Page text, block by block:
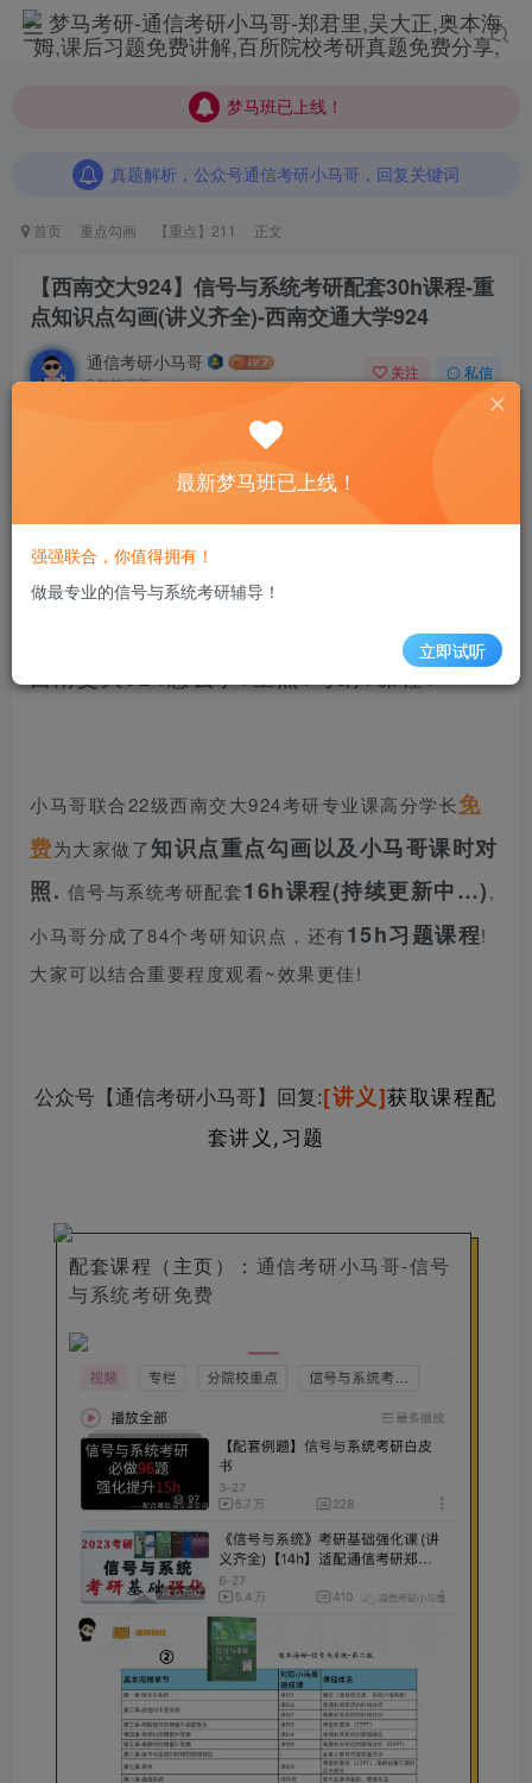
梦马班已上线！
梦马班已上线！
梦马班已上线！
真题解析，公众号通信考研小马哥，回复关键词
真题解析，公众号通信考研小马哥，回复关键词
首页 重点勾画 【重点】211 正文
【西南交大924】信号与系统考研配套30h课程-重
点知识点勾画(讲义齐全)-西南交通大学924
通信考研小马哥
2年前更新
关注 私信
点击“蓝字”关注我们吧！
信号与系统考研交流QQ群：807157038
西南交大924怎么学?重点?考纲?课程?
小马哥联合22级西南交大924考研专业课高分学长免
费为大家做了知识点重点勾画以及小马哥课时对
照. 信号与系统考研配套16h课程(持续更新中…) ,
小马哥分成了84个考研知识点，还有15h习题课程!
大家可以结合重要程度观看~效果更佳!
公众号【通信考研小马哥】回复:[讲义]获取课程配
套讲义,习题
配套课程（主页） ： 通信考研小马哥-信号
与系统考研免费
最新梦马班已上线！
强强联合，你值得拥有！
做最专业的信号与系统考研辅导！
立即试听